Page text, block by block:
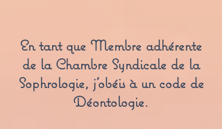
En tant que Membre adhérente
de la Chambre Syndicale de la
Sophrologie, j'obéis à un code de
Déontologie.